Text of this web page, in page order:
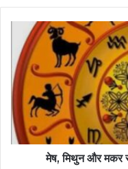
मेष, मिथुन और मकर